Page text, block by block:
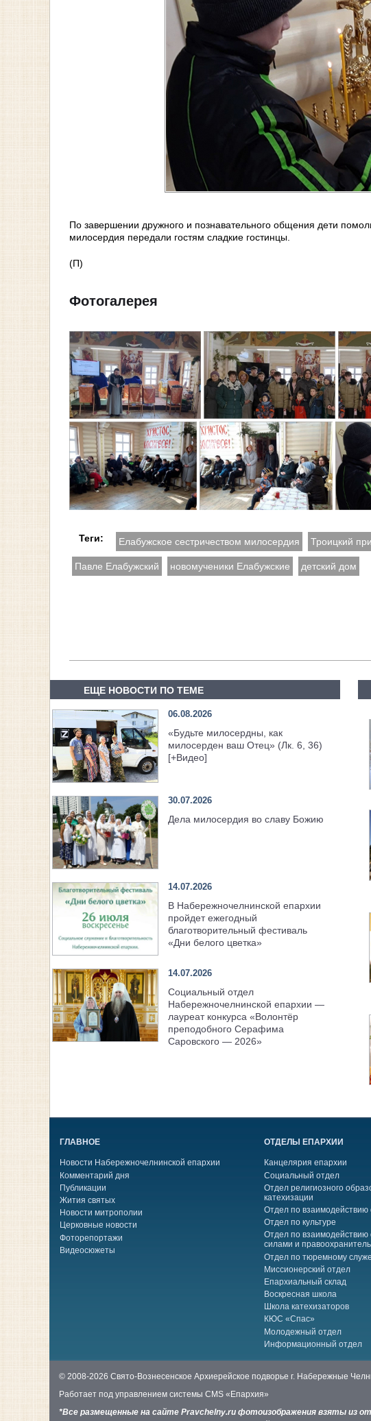
По завершении дружного и познавательного общения дети
милосердия передали гостям сладкие гостинцы.
(П)
Фотогалерея
Теги: Елабужское сестричеством милосердия Троицкий
Павле Елабужский новомученики Елабужские детский дом
ЕЩЕ НОВОСТИ ПО ТЕМЕ
06.08.2026
«Будьте милосердны, как
милосерден ваш Отец» (Лк. 6, 36)
[+Видео]
30.07.2026
Дела милосердия во славу Божию
14.07.2026
В Набережночелнинской епархии
пройдет ежегодный
благотворительный фестиваль
«Дни белого цветка»
14.07.2026
Социальный отдел
Набережночелнинской епархии —
лауреат конкурса «Волонтёр
преподобного Серафима
Саровского — 2026»
ГЛАВНОЕ
Новости Набережночелнинской епархии
Комментарий дня
Публикации
Жития святых
Новости митрополии
Церковные новости
Фоторепортажи
Видеосюжеты
ОТДЕЛЫ ЕПАРХИИ
Канцелярия епархии
Социальный отдел
Отдел религиозного
катехизации
Отдел по взаимодействию
Отдел по культуре
Отдел по
силами и
Отдел по тюремному
Миссионерский отдел
Епархиальный склад
Воскресная школа
Школа катехизаторов
КЮС «Спас»
Молодежный отдел
Информационный отдел
© 2008-2026 Свято-Вознесенское Архиерейское подворье г. Набережные
Работает под управлением системы CMS «Епархия»
*Все размещенные на сайте Pravchelny.ru фотоизображения взяты из